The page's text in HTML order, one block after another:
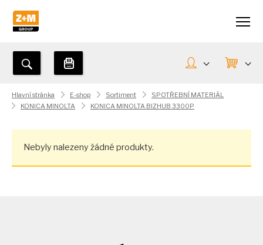
Hlavní stránka E-shop Sortiment
SPOTŘEBNÍ MATERIÁL
KONICA MINOLTA
KONICA MINOLTA BIZHUB 3300P
Nebyly nalezeny žádné produkty.